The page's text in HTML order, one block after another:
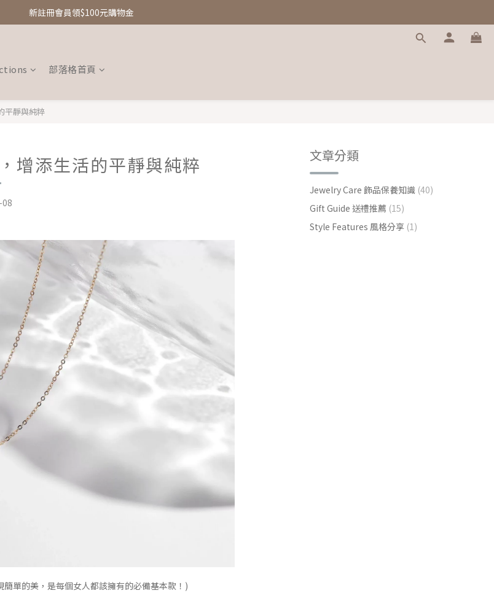
新註冊會員領$100元購物金
新註冊會員領$100元購物金
部落格首頁
平靜與純粹
增添生活的平靜與純粹
簡單的美，是每個女人都該擁有的必備基本款！)
文章分類
Jewelry Care 飾品保養知識 (40)
Gift Guide 送禮推薦 (15)
Style Features 風格分享 (1)